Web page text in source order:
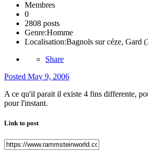
Membres
0
2808 posts
Genre:Homme
Localisation:Bagnols sur céze, Gard
Share
Posted May 9, 2006
A ce qu'il parait il existe 4 fins differente,
pour l'instant.
Link to post